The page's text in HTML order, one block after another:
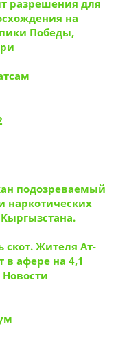
разрешения для
на
Победы,
подозреваемый
наркотических
Жителя Ат-
афере на 4,1